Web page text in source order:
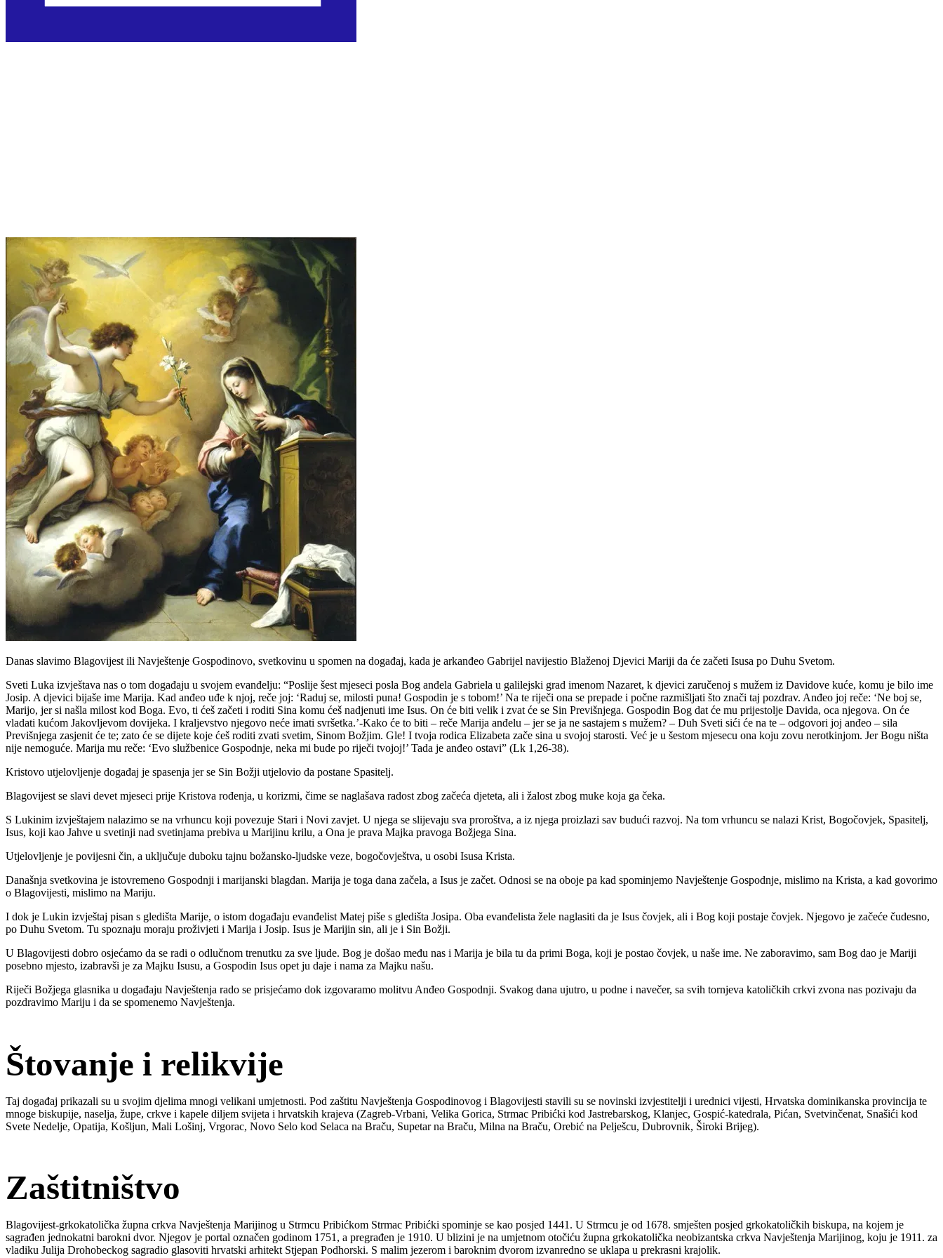
Danas slavimo Blagovijest ili Navještenje Gospodinovo, svetkovinu u spomen na događaj, kada je arkanđeo Gabrijel navijestio Blaženoj Djevici Mariji da će začeti Isusa po Duhu Svetom.
Sveti Luka izvještava nas o tom događaju u svojem evanđelju: “Poslije šest mjeseci posla Bog anđela Gabriela u galilejski grad imenom Nazaret, k djevici zaručenoj s mužem iz Davidove kuće, komu je bilo ime
Josip. A djevici bijaše ime Marija. Kad anđeo uđe k njoj, reče joj: ‘Raduj se, milosti puna! Gospodin je s tobom!’ Na te riječi ona se prepade i počne razmišljati što znači taj pozdrav. Anđeo joj reče: ‘Ne boj se,
Marijo, jer si našla milost kod Boga. Evo, ti ćeš začeti i roditi Sina komu ćeš nadjenuti ime Isus. On će biti velik i zvat će se Sin Previšnjega. Gospodin Bog dat će mu prijestolje Davida, oca njegova. On će
vladati kućom Jakovljevom dovijeka. I kraljevstvo njegovo neće imati svršetka.’-Kako će to biti – reče Marija anđelu – jer se ja ne sastajem s mužem? – Duh Sveti sići će na te – odgovori joj anđeo – sila
Previšnjega zasjenit će te; zato će se dijete koje ćeš roditi zvati svetim, Sinom Božjim. Gle! I tvoja rodica Elizabeta zače sina u svojoj starosti. Već je u šestom mjesecu ona koju zovu nerotkinjom. Jer Bogu ništa
nije nemoguće. Marija mu reče: ‘Evo službenice Gospodnje, neka mi bude po riječi tvojoj!’ Tada je anđeo ostavi” (Lk 1,26-38).
Kristovo utjelovljenje događaj je spasenja jer se Sin Božji utjelovio da postane Spasitelj.
Blagovijest se slavi devet mjeseci prije Kristova rođenja, u korizmi, čime se naglašava radost zbog začeća djeteta, ali i žalost zbog muke koja ga čeka.
S Lukinim izvještajem nalazimo se na vrhuncu koji povezuje Stari i Novi zavjet. U njega se slijevaju sva proroštva, a iz njega proizlazi sav budući razvoj. Na tom vrhuncu se nalazi Krist, Bogočovjek, Spasitelj,
Isus, koji kao Jahve u svetinji nad svetinjama prebiva u Marijinu krilu, a Ona je prava Majka pravoga Božjega Sina.
Utjelovljenje je povijesni čin, a uključuje duboku tajnu božansko-ljudske veze, bogočovještva, u osobi Isusa Krista.
Današnja svetkovina je istovremeno Gospodnji i marijanski blagdan. Marija je toga dana začela, a Isus je začet. Odnosi se na oboje pa kad spominjemo Navještenje Gospodnje, mislimo na Krista, a kad govorimo
o Blagovijesti, mislimo na Mariju.
I dok je Lukin izvještaj pisan s gledišta Marije, o istom događaju evanđelist Matej piše s gledišta Josipa. Oba evanđelista žele naglasiti da je Isus čovjek, ali i Bog koji postaje čovjek. Njegovo je začeće čudesno,
po Duhu Svetom. Tu spoznaju moraju proživjeti i Marija i Josip. Isus je Marijin sin, ali je i Sin Božji.
U Blagovijesti dobro osjećamo da se radi o odlučnom trenutku za sve ljude. Bog je došao među nas i Marija je bila tu da primi Boga, koji je postao čovjek, u naše ime. Ne zaboravimo, sam Bog dao je Mariji
posebno mjesto, izabravši je za Majku Isusu, a Gospodin Isus opet ju daje i nama za Majku našu.
Riječi Božjega glasnika u događaju Navještenja rado se prisjećamo dok izgovaramo molitvu Anđeo Gospodnji. Svakog dana ujutro, u podne i navečer, sa svih tornjeva katoličkih crkvi zvona nas pozivaju da
pozdravimo Mariju i da se spomenemo Navještenja.
Štovanje i relikvije
Taj događaj prikazali su u svojim djelima mnogi velikani umjetnosti. Pod zaštitu Navještenja Gospodinovog i Blagovijesti stavili su se novinski izvjestitelji i urednici vijesti, Hrvatska dominikanska provincija te
mnoge biskupije, naselja, župe, crkve i kapele diljem svijeta i hrvatskih krajeva (Zagreb-Vrbani, Velika Gorica, Strmac Pribićki kod Jastrebarskog, Klanjec, Gospić-katedrala, Pićan, Svetvinčenat, Snašići kod
Svete Nedelje, Opatija, Košljun, Mali Lošinj, Vrgorac, Novo Selo kod Selaca na Braču, Supetar na Braču, Milna na Braču, Orebić na Pelješcu, Dubrovnik, Široki Brijeg).
Zaštitništvo
Blagovijest-grkokatolička župna crkva Navještenja Marijinog u Strmcu Pribićkom Strmac Pribićki spominje se kao posjed 1441. U Strmcu je od 1678. smješten posjed grkokatoličkih biskupa, na kojem je
sagrađen jednokatni barokni dvor. Njegov je portal označen godinom 1751, a pregrađen je 1910. U blizini je na umjetnom otočiću župna grkokatolička neobizantska crkva Navještenja Marijinog, koju je 1911. za
vladiku Julija Drohobeckog sagradio glasoviti hrvatski arhitekt Stjepan Podhorski. S malim jezerom i baroknim dvorom izvanredno se uklapa u prekrasni krajolik.